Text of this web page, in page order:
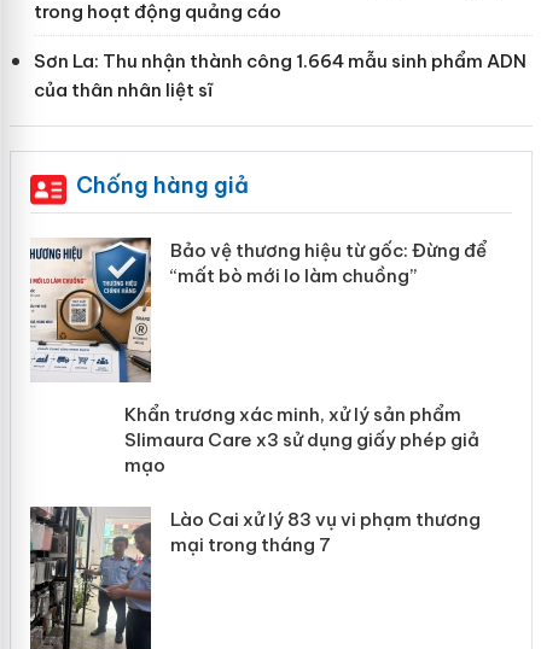
trong hoạt động quảng cáo
Sơn La: Thu nhận thành công 1.664 mẫu sinh phẩm ADN
của thân nhân liệt sĩ
Chống hàng giả
Bảo vệ thương hiệu từ gốc: Đừng để
“mất bò mới lo làm chuồng”
Khẩn trương xác minh, xử lý sản phẩm
Slimaura Care x3 sử dụng giấy phép